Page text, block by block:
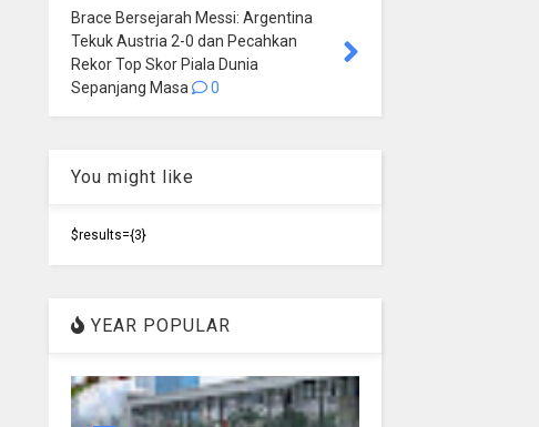
Brace Bersejarah Messi: Argentina
Tekuk Austria 2-0 dan Pecahkan
Rekor Top Skor Piala Dunia
Sepanjang Masa
0
You might like
$results={3}
YEAR POPULAR